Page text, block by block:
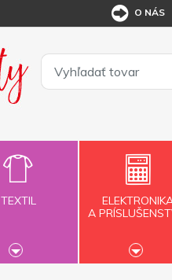
O NÁS
TEXTIL
A